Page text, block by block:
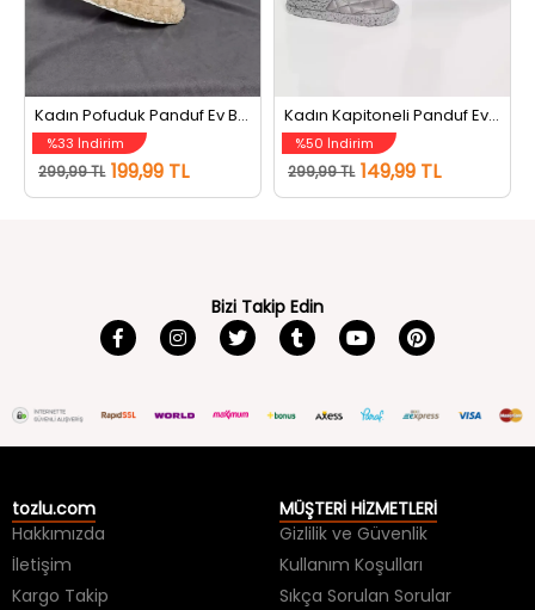
Kadın Pofuduk Panduf Ev Botu Bej
%33 İndirim
299,99 TL 199,99 TL
Kadın Kapitoneli Panduf Ev Botu Gri
%50 İndirim
299,99 TL 149,99 TL
Bizi Takip Edin
tozlu.com
Hakkımızda
İletişim
Kargo Takip
MÜŞTERİ HİZMETLERİ
Gizlilik ve Güvenlik
Kullanım Koşulları
Sıkça Sorulan Sorular